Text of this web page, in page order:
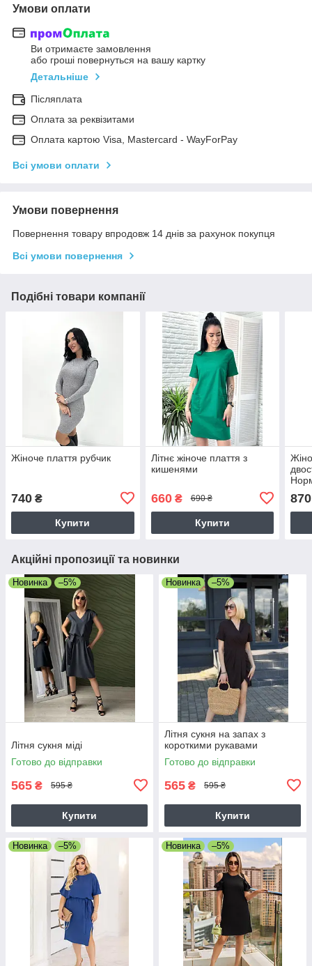
Умови оплати
Ви отримаєте замовлення
або гроші повернуться на вашу картку
Детальніше
Післяплата
Оплата за реквізитами
Оплата картою Visa, Mastercard - WayForPay
Всі умови оплати
Умови повернення
Повернення товару впродовж 14 днів за рахунок покупця
Всі умови повернення
Подібні товари компанії
Жіноче плаття рубчик
740 ₴
Купити
Літнє жіноче плаття з
кишенями
660₴ 690 ₴
Купити
870
Акційні пропозиції та новинки
Новинка –5%
Літня сукня міді
Готово до відправки
565 ₴ 595 ₴
Купити
Новинка –5%
Літня сукня на запах з
короткими рукавами
Готово до відправки
565 ₴ 595 ₴
Купити
Новинка –5% Новинка –5%